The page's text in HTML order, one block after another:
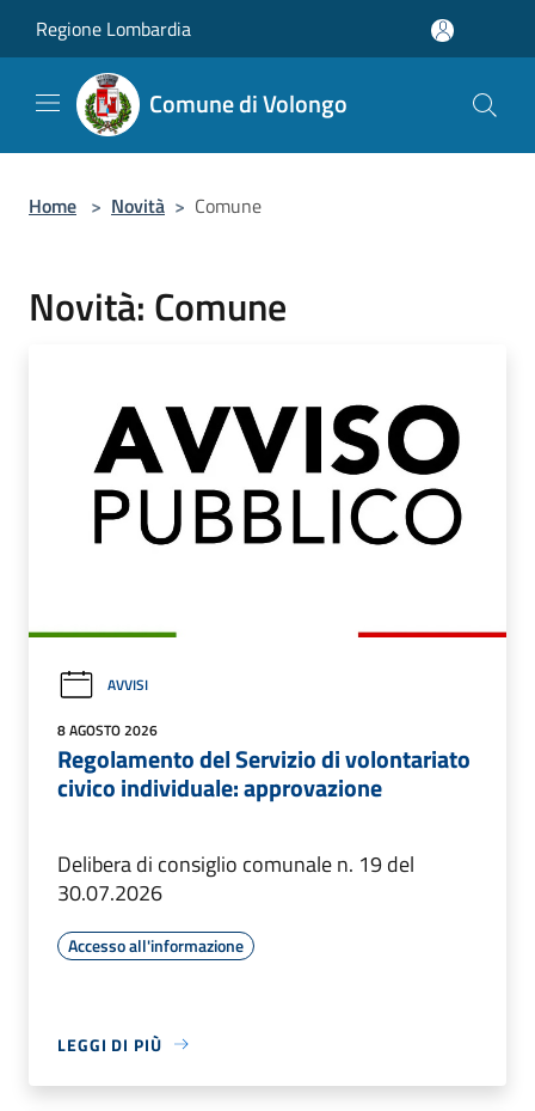
Regione Lombardia
Comune di Volongo
Home > Novità > Comune
Novità: Comune
AVVISI
8 AGOSTO 2026
Regolamento del Servizio di volontariato
civico individuale: approvazione
Delibera di consiglio comunale n. 19 del
30.07.2026
Accesso all'informazione
LEGGI DI PIÙ